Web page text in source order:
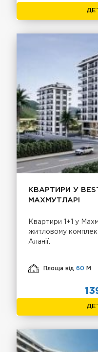
КВАРТИРИ У
МАХМУТЛАРІ
Квартири 1+1 у
житловому
Аланії.
Площа від60 М